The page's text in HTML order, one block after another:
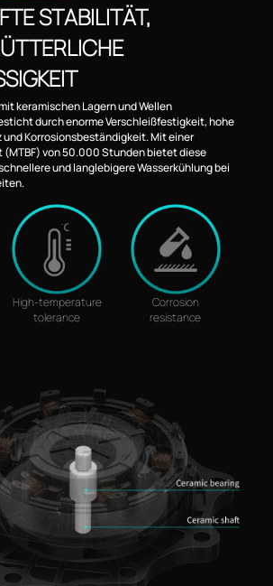
STABILITÄT,
keramischen Lagern und Wellen
durch enorme Verschleißfestigkeit, hohe
Korrosionsbeständigkeit. Mit einer
von 50.000 Stunden bietet diese
und langlebigere Wasserkühlung bei
High-temperature
tolerance
Corrosion
resistance